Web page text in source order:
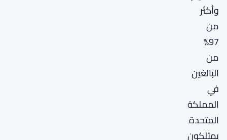
وأكثر
من
97%
من
البالغين
في
المملكة
المتحدة
يمتلكون